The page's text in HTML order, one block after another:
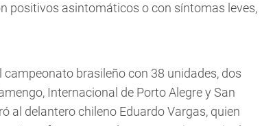
positivos asintomáticos o con síntomas leves,
brasileño con 38 unidades, dos
Internacional de Porto Alegre y San
al delantero chileno Eduardo Vargas, quien